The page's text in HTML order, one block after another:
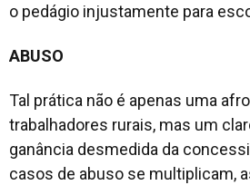
o pedágio injustamente para
ABUSO
Tal prática não é apenas uma
trabalhadores rurais, mas um
ganância desmedida da
casos de abuso se multiplicam,